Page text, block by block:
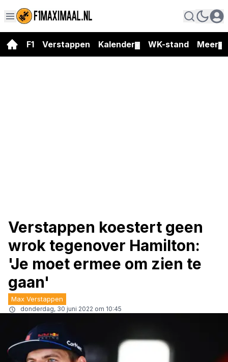
F1 Verstappen Kalender WK-stand Meer
Verstappen koestert geen
wrok tegenover Hamilton:
'Je moet ermee om zien te
gaan'
Max Verstappen
donderdag, 30 juni 2022 om 10:45